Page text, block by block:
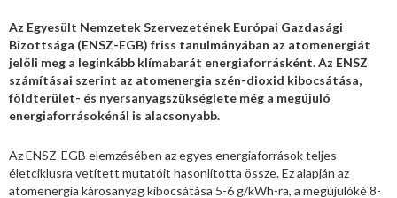
Az Egyesült Nemzetek Szervezetének Európai Gazdasági
Bizottsága (ENSZ-EGB) friss tanulmányában az atomenergiát
jelöli meg a leginkább klímabarát energiaforrásként. Az ENSZ
számításai szerint az atomenergia szén-dioxid kibocsátása,
földterület- és nyersanyagszükséglete még a megújuló
energiaforrásokénál is alacsonyabb.
Az ENSZ-EGB elemzésében az egyes energiaforrások teljes
életciklusra vetített mutatóit hasonlította össze. Ez alapján az
atomenergia károsanyag kibocsátása 5-6 g/kWh-ra, a megújulóké 8-